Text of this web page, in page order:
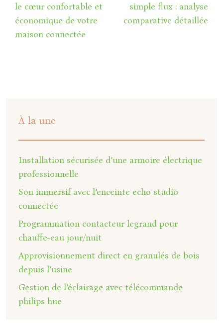
le cœur confortable et
économique de votre
maison connectée
simple flux : analyse
comparative détaillée
À la une
Installation sécurisée d’une armoire électrique
professionnelle
Son immersif avec l’enceinte echo studio
connectée
Programmation contacteur legrand pour
chauffe-eau jour/nuit
Approvisionnement direct en granulés de bois
depuis l’usine
Gestion de l’éclairage avec télécommande
philips hue